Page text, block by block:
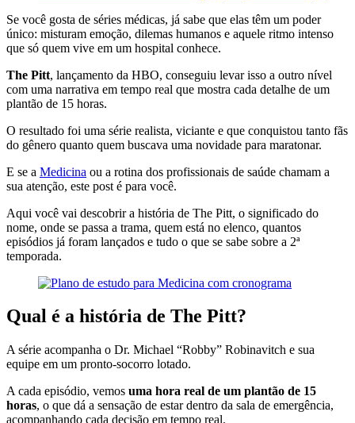
Se você gosta de séries médicas, já sabe que elas têm um poder
único: misturam emoção, dilemas humanos e aquele ritmo intenso
que só quem vive em um hospital conhece.
The Pitt, lançamento da HBO, conseguiu levar isso a outro nível
com uma narrativa em tempo real que mostra cada detalhe de um
plantão de 15 horas.
O resultado foi uma série realista, viciante e que conquistou tanto fãs
do gênero quanto quem buscava uma novidade para maratonar.
E se a Medicina ou a rotina dos profissionais de saúde chamam a
sua atenção, este post é para você.
Aqui você vai descobrir a história de The Pitt, o significado do
nome, onde se passa a trama, quem está no elenco, quantos
episódios já foram lançados e tudo o que se sabe sobre a 2ª
temporada.
Qual é a história de The Pitt?
A série acompanha o Dr. Michael “Robby” Robinavitch e sua
equipe em um pronto-socorro lotado.
A cada episódio, vemos uma hora real de um plantão de 15
horas, o que dá a sensação de estar dentro da sala de emergência,
acompanhando cada decisão em tempo real.